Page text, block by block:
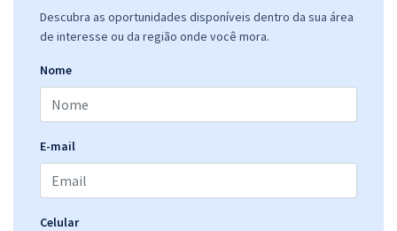
Descubra as oportunidades disponíveis dentro da sua área
de interesse ou da região onde você mora.
Nome
E-mail
Celular